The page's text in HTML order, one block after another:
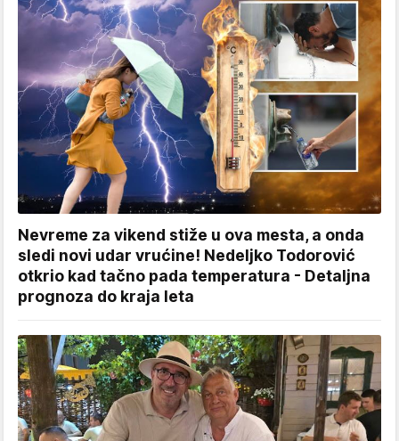
Nevreme za vikend stiže u ova mesta, a onda
sledi novi udar vrućine! Nedeljko Todorović
otkrio kad tačno pada temperatura - Detaljna
prognoza do kraja leta